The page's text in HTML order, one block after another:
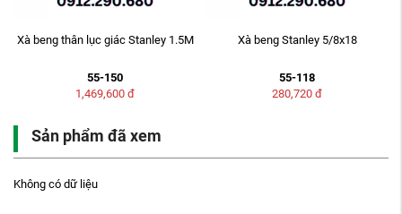
Xà beng thân lục giác Stanley 1.5M
55-150
1,469,600 đ
Xà beng Stanley 5/8x18
55-118
280,720 đ
Sản phẩm đã xem
Không có dữ liệu